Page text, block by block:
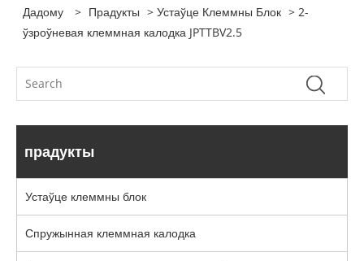
Дадому > Прадукты >Устаўце Клеммны Блок > 2-
ўзроўневая клеммная калодка JPTTBV2.5
прадукты
Устаўце клеммны блок
Спружынная клеммная калодка